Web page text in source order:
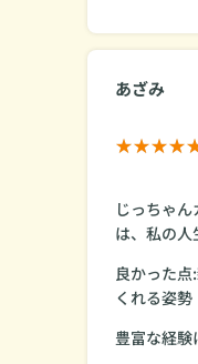
あざみ
じっちゃ
は、私の人
良かった
くれる姿勢
豊富な経験